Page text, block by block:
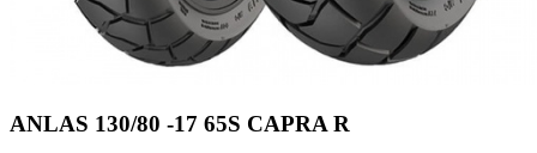
ANLAS 130/80 -17 65S CAPRA R